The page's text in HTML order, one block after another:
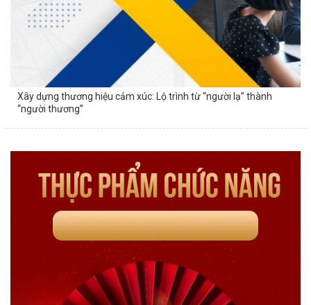
Xây dựng thương hiệu cảm xúc: Lộ trình từ “người lạ” thành
“người thương”